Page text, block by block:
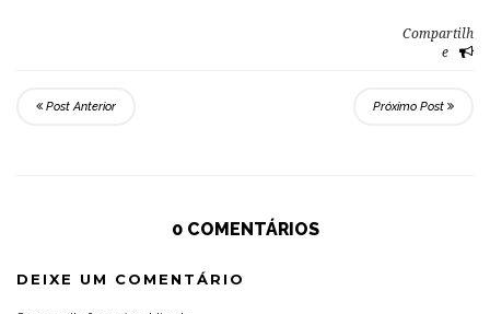
Compartilh
e
Post Anterior Próximo Post
0 COMENTÁRIOS
DEIXE UM COMENTÁRIO